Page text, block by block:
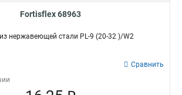
Fortisflex 68963
нержавеющей стали PL-9 (20-32 )/W2
Сравнить